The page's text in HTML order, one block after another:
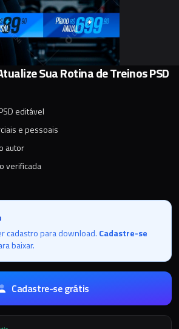
Sua Rotina de Treinos PSD
editável
e pessoais
autor
verificada
cadastro para download. Cadastre-se
baixar.
Cadastre-se grátis